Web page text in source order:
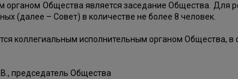
органом Общества является заседание Общества. Для
(далее – Совет) в количестве не более 8 человек.
коллегиальным исполнительным органом Общества, в
председатель Общества